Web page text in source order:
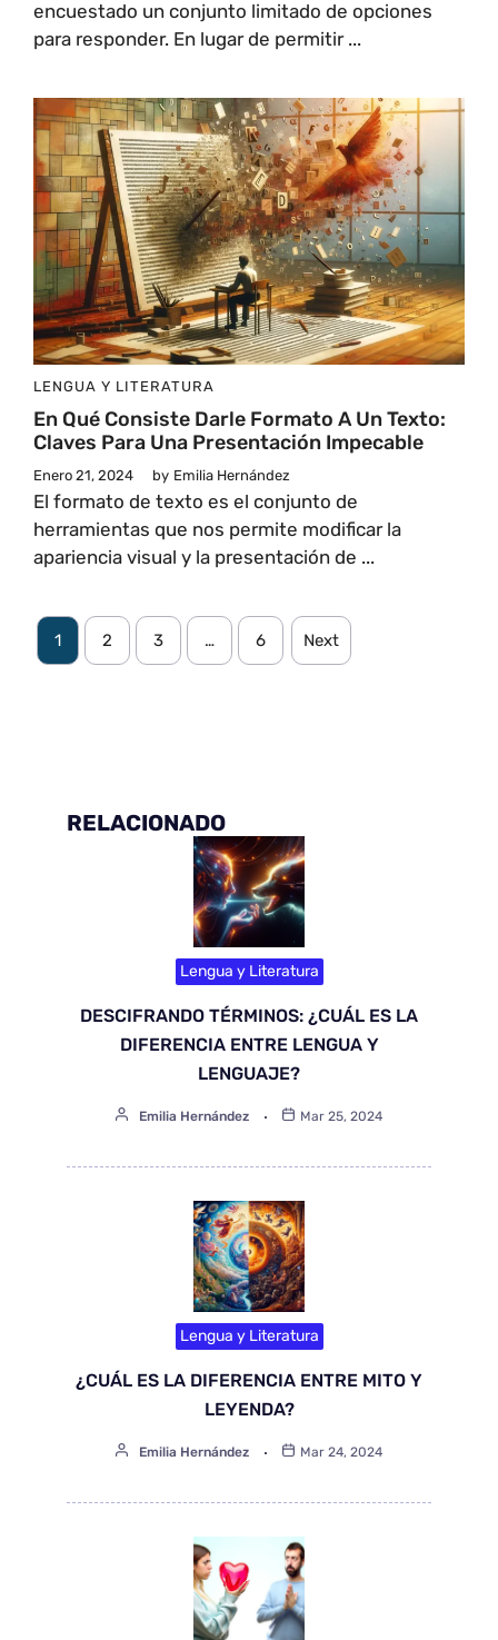
encuestado un conjunto limitado de opciones
para responder. En lugar de permitir ...
LENGUA Y LITERATURA
En Qué Consiste Darle Formato A Un Texto:
Claves Para Una Presentación Impecable
Enero 21, 2024 by Emilia Hernández
El formato de texto es el conjunto de
herramientas que nos permite modificar la
apariencia visual y la presentación de ...
1 2 3 … 6 Next
RELACIONADO
Lengua y Literatura
DESCIFRANDO TÉRMINOS: ¿CUÁL ES LA
DIFERENCIA ENTRE LENGUA Y
LENGUAJE?
Emilia Hernández Mar 25, 2024
Lengua y Literatura
¿CUÁL ES LA DIFERENCIA ENTRE MITO Y
LEYENDA?
Emilia Hernández Mar 24, 2024